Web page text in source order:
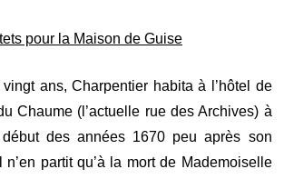
pour la Maison de Guise
ans, Charpentier habita à l’hôtel de
Chaume (l’actuelle rue des Archives) à
des années 1670 peu après son
partit qu’à la mort de Mademoiselle